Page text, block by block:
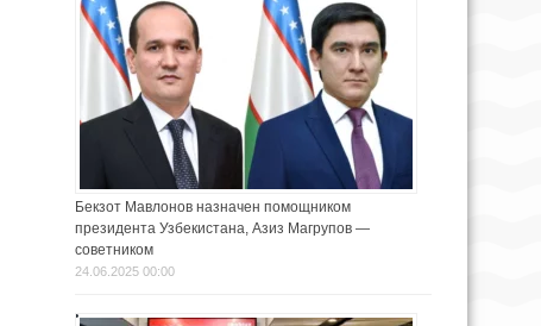
Бекзот Мавлонов назначен помощником
президента Узбекистана, Азиз Магрупов —
советником
24.06.2025 00:00